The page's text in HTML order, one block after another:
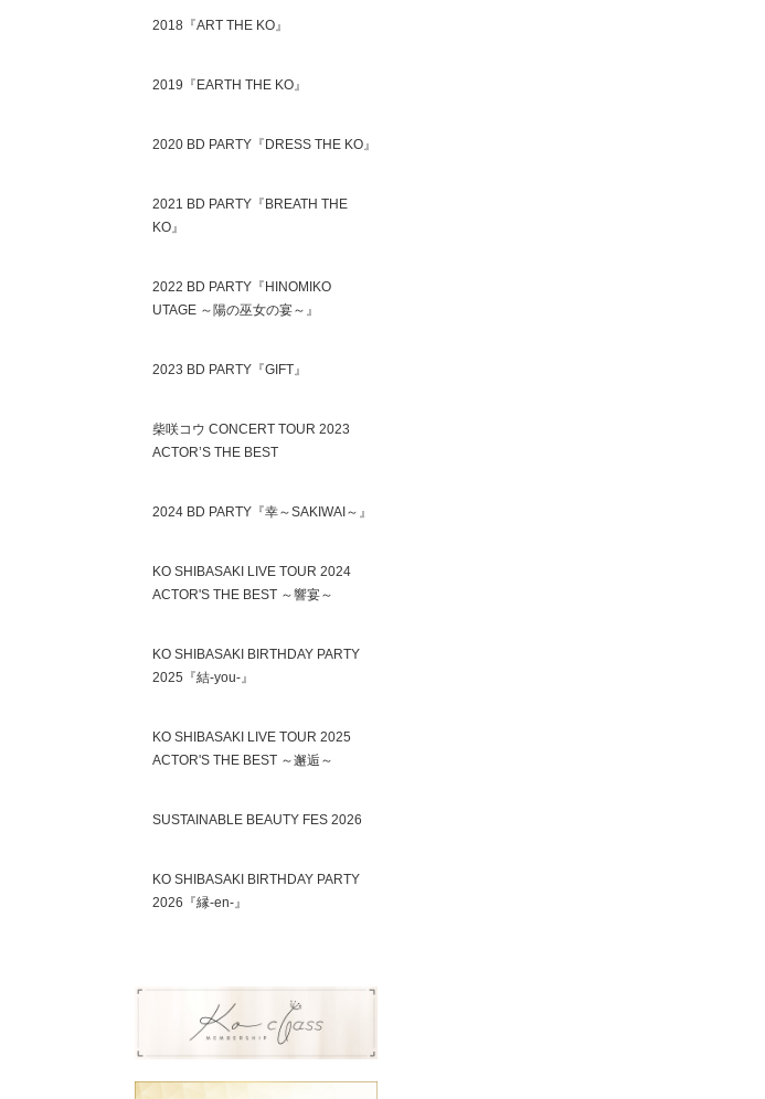
2018『ART THE KO』
2019『EARTH THE KO』
2020 BD PARTY『DRESS THE KO』
2021 BD PARTY『BREATH THE
KO』
2022 BD PARTY『HINOMIKO
UTAGE ～陽の巫女の宴～』
2023 BD PARTY『GIFT』
柴咲コウ CONCERT TOUR 2023
ACTOR’S THE BEST
2024 BD PARTY『幸～SAKIWAI～』
KO SHIBASAKI LIVE TOUR 2024
ACTOR'S THE BEST ～響宴～
KO SHIBASAKI BIRTHDAY PARTY
2025『結-you-』
KO SHIBASAKI LIVE TOUR 2025
ACTOR'S THE BEST ～邂逅～
SUSTAINABLE BEAUTY FES 2026
KO SHIBASAKI BIRTHDAY PARTY
2026『縁-en-』